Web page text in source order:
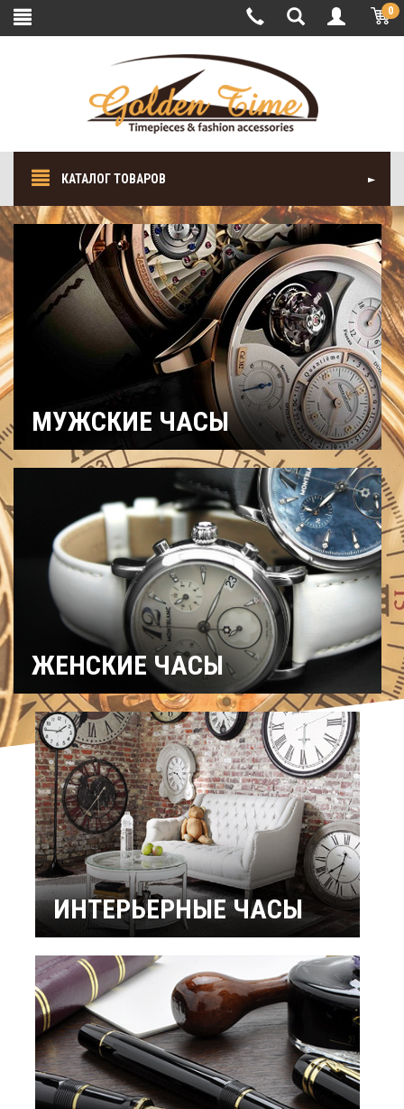
0
КАТАЛОГ ТОВАРОВ
МУЖСКИЕ ЧАСЫ
Рыбацкие
Охотничьи
Механические
Кварцевые
Хронографы
Электронные
Спортивные
Карманные
Дайверские Скелетоны
ЖЕНСКИЕ ЧАСЫ
Спортивные Керамические
Механические
На ремешке
С
бриллиантами
Титановые
Хронографы
ИНТЕРЬЕРНЫЕ ЧАСЫ
Будильники
Бренды